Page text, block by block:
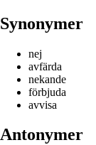
Synonymer
nej
avfärda
nekande
förbjuda
avvisa
Antonymer